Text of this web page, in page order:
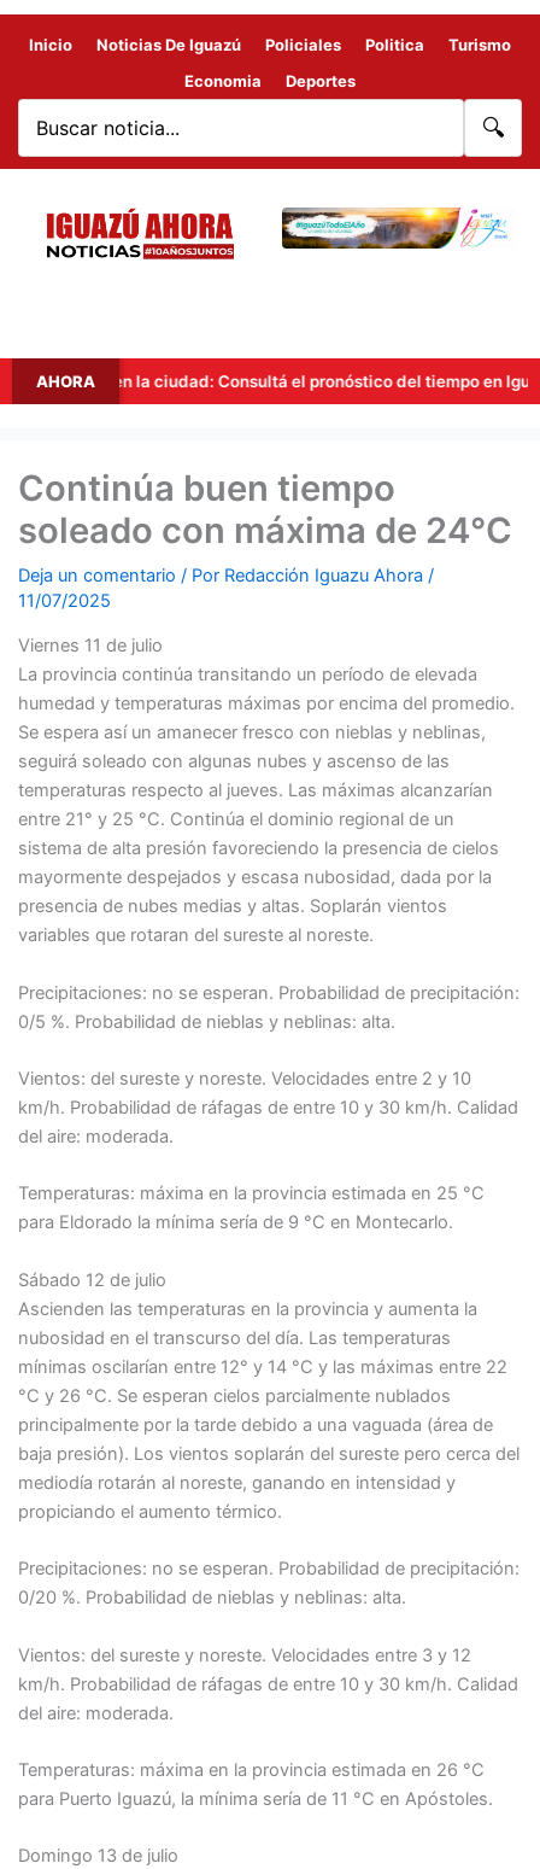
Inicio Noticias De Iguazú Policiales Politica
Turismo
Economia
Deportes
🔍
AHORA
en la ciudad: Consultá el pronóstico del tiempo en Iguazú para
Continúa buen tiempo
soleado con máxima de 24°C
Deja un comentario / Por Redacción Iguazu Ahora /
11/07/2025
Viernes 11 de julio
La provincia continúa transitando un período de elevada
humedad y temperaturas máximas por encima del promedio.
Se espera así un amanecer fresco con nieblas y neblinas,
seguirá soleado con algunas nubes y ascenso de las
temperaturas respecto al jueves. Las máximas alcanzarían
entre 21° y 25 °C. Continúa el dominio regional de un
sistema de alta presión favoreciendo la presencia de cielos
mayormente despejados y escasa nubosidad, dada por la
presencia de nubes medias y altas. Soplarán vientos
variables que rotaran del sureste al noreste.
Precipitaciones: no se esperan. Probabilidad de precipitación:
0/5 %. Probabilidad de nieblas y neblinas: alta.
Vientos: del sureste y noreste. Velocidades entre 2 y 10
km/h. Probabilidad de ráfagas de entre 10 y 30 km/h. Calidad
del aire: moderada.
Temperaturas: máxima en la provincia estimada en 25 °C
para Eldorado la mínima sería de 9 °C en Montecarlo.
Sábado 12 de julio
Ascienden las temperaturas en la provincia y aumenta la
nubosidad en el transcurso del día. Las temperaturas
mínimas oscilarían entre 12° y 14 °C y las máximas entre 22
°C y 26 °C. Se esperan cielos parcialmente nublados
principalmente por la tarde debido a una vaguada (área de
baja presión). Los vientos soplarán del sureste pero cerca del
mediodía rotarán al noreste, ganando en intensidad y
propiciando el aumento térmico.
Precipitaciones: no se esperan. Probabilidad de precipitación:
0/20 %. Probabilidad de nieblas y neblinas: alta.
Vientos: del sureste y noreste. Velocidades entre 3 y 12
km/h. Probabilidad de ráfagas de entre 10 y 30 km/h. Calidad
del aire: moderada.
Temperaturas: máxima en la provincia estimada en 26 °C
para Puerto Iguazú, la mínima sería de 11 °C en Apóstoles.
Domingo 13 de julio